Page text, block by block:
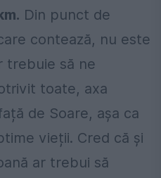
Din punct de
contează, nu este
trebuie să ne
toate, axa
de Soare, așa ca
vieții. Cred că și
ar trebui să